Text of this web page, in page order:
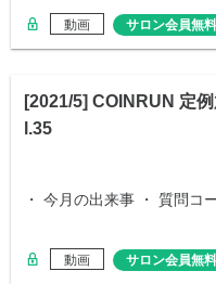
動画 サロン会員無料
[2021/5] COINRUN 定
l.35
・ 今月の出来事 ・ 質問コ
動画 サロン会員無料